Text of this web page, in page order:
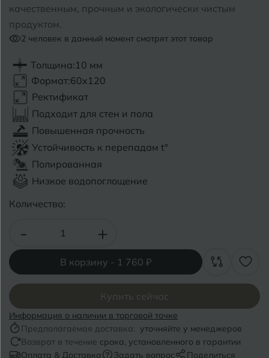
качественным, прочным и экологически чистым
продуктом.
2 человек в данный момент смотрят этот товар
Толщина:10 мм
Формат:60x120
Ректификат
Подходит для стен и пола
Повышенная прочность
Устойчивость к перепадам t°
Полированная
Низкое водопоглощение
Количество:
- +
В корзину - 1 760 ₽
Купить сейчас
Информация о наличии в торговой точке
Предполагаемая доставка: уточняйте у менеджеров
Возврат в течение срока, установленного в гарантии
Оплата & Доставка
Задать вопрос Поделиться
Белгород
Белореченск
Боровичи
Брянск
Бугульма
Бугуруслан
Великий Новгород
Владимир
Волгодонск
Вологда
Воткинск
Ростов-на-Дону
Рыбинск
Славянск-на-Кубани
Смоленск
Сосновый Бор
Сочи